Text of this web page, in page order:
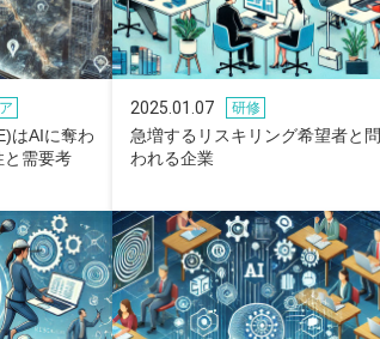
はAIに奪わ
と需要考
2025.01.07 研修
急増するリスキリング希望者と問
われる企業